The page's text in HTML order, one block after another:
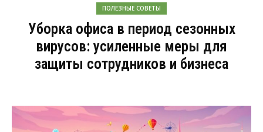
ПОЛЕЗНЫЕ СОВЕТЫ
Уборка офиса в период сезонных
вирусов: усиленные меры для
защиты сотрудников и бизнеса